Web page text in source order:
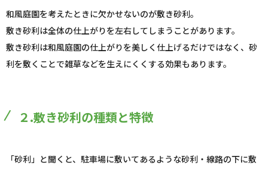
和風庭園を考えたときに欠かせないのが敷き砂利。
敷き砂利は全体の仕上がりを左右してしまうことがあります。
敷き砂利は和風庭園の仕上がりを美しく仕上げるだけではなく、砂
利を敷くことで雑草などを生えにくくする効果もあります。
２.敷き砂利の種類と特徴
「砂利」と聞くと、駐車場に敷いてあるような砂利・線路の下に敷